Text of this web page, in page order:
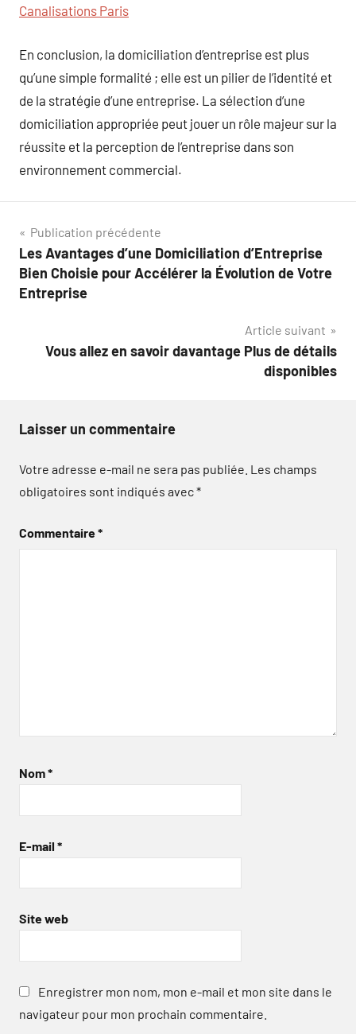
Canalisations Paris
En conclusion, la domiciliation d’entreprise est plus
qu’une simple formalité ; elle est un pilier de l’identité et
de la stratégie d’une entreprise. La sélection d’une
domiciliation appropriée peut jouer un rôle majeur sur la
réussite et la perception de l’entreprise dans son
environnement commercial.
Navigation
de
l’article
Publication précédente
Les Avantages d’une Domiciliation d’Entreprise
Bien Choisie pour Accélérer la Évolution de Votre
Entreprise
Article suivant
Vous allez en savoir davantage Plus de détails
disponibles
Laisser un commentaire
Votre adresse e-mail ne sera pas publiée. Les champs
obligatoires sont indiqués avec*
Commentaire*
Nom*
E-mail *
Site web
Enregistrer mon nom, mon e-mail et mon site dans le
navigateur pour mon prochain commentaire.